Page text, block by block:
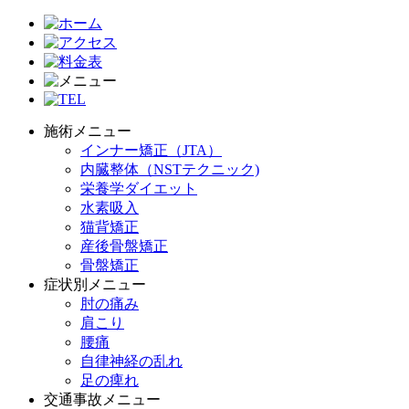
施術メニュー
インナー矯正（JTA）
内臓整体（NSTテクニック)
栄養学ダイエット
水素吸入
猫背矯正
産後骨盤矯正
骨盤矯正
症状別メニュー
肘の痛み
肩こり
腰痛
自律神経の乱れ
足の痺れ
交通事故メニュー